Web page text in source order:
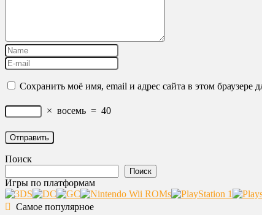
Сохранить моё имя, email и адрес сайта в этом
× восемь = 40
Поиск
Поиск
Игры по платформам
Самое популярное